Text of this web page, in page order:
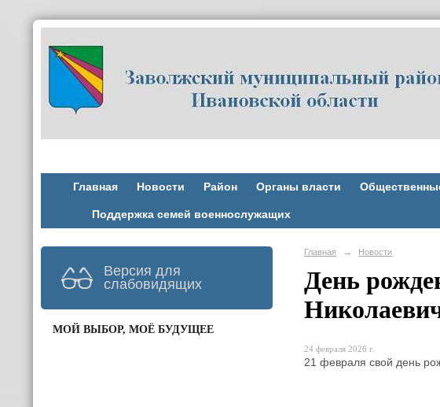
Главная Новости Район Органы власти
Поддержка семей военнослужащих
Версия для
слабовидящих
МОЙ ВЫБОР, МОЁ БУДУЩЕЕ
Главная → Новости
День
24 февраля 2026 г.
21 февраля свой день